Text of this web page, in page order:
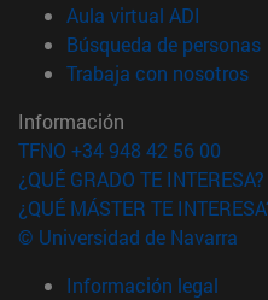
Aula virtual ADI
Búsqueda de personas
Trabaja con nosotros
Información
TFNO +34 948 42 56 00
¿QUÉ GRADO TE INTERESA?
¿QUÉ MÁSTER TE
© Universidad de Navarra
Información legal